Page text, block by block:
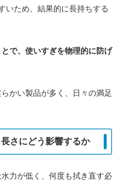
いため、結果的に長持ちする
とで、使いすぎを物理的に防げ
かい製品が多く、日々の満足
さにどう影響するか
力が低く、何度も拭き直す必